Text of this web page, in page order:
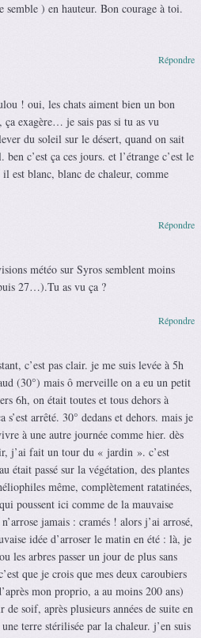
) en hauteur. Bon courage à toi.
! oui, les chats aiment bien un bon
exagère… je sais pas si tu as vu
du soleil sur le désert, quand on sait
c’est ça ces jours. et l’étrange c’est le
est blanc, blanc de chaleur, comme
Répondre
météo sur Syros semblent moins
27…).Tu as vu ça ?
Répondre
c’est pas clair. je me suis levée à 5h
(30°) mais ô merveille on a eu un petit
6h, on était toutes et tous dehors à
s’est arrêté. 30° dedans et dehors. mais je
à une autre journée comme hier. dès
j’ai fait un tour du « jardin ». c’est
était passé sur la végétation, des plantes
même, complètement ratatinées,
poussent ici comme de la mauvaise
jamais : cramés ! alors j’ai arrosé,
idée d’arroser le matin en été : là, je
les arbres passer un jour de plus sans
que je crois que mes deux caroubiers
mon proprio, a au moins 200 ans)
soif, après plusieurs années de suite en
terre stérilisée par la chaleur. j’en suis
Répondre